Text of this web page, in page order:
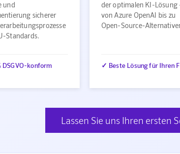
und
sicherer
Standards.
DSGVO-konform
der optimalen KI-Lösung
von Azure OpenAI bis zu
Open-Source-
✓ Beste Lösung für Ihren
Lassen Sie uns Ihren ersten